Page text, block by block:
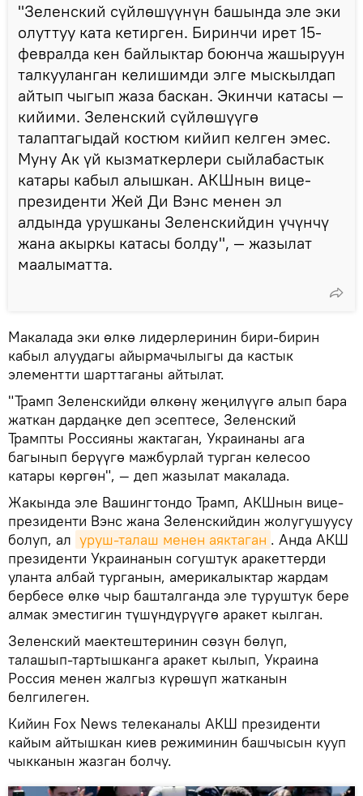
"Зеленский сүйлөшүүнүн башында эле эки
олуттуу ката кетирген. Биринчи ирет 15-
февралда кен байлыктар боюнча жашыруун
талкууланган келишимди элге мыскылдап
айтып чыгып жаза баскан. Экинчи катасы —
кийими. Зеленский сүйлөшүүгө
талаптагыдай костюм кийип келген эмес.
Муну Ак үй кызматкерлери сыйлабастык
катары кабыл алышкан. АКШнын вице-
президенти Жей Ди Вэнс менен эл
алдында урушканы Зеленскийдин үчүнчү
жана акыркы катасы болду", — жазылат
маалыматта.
Макалада эки өлкө лидерлеринин бири-бирин
кабыл алуудагы айырмачылыгы да кастык
элементти шарттаганы айтылат.
"Трамп Зеленскийди өлкөнү жеңилүүгө алып бара
жаткан дардаңке деп эсептесе, Зеленский
Трампты Россияны жактаган, Украинаны ага
багынып берүүгө мажбурлай турган келесоо
катары көргөн", — деп жазылат макалада.
Жакында эле Вашингтондо Трамп, АКШнын вице-
президенти Вэнс жана Зеленскийдин жолугушуусу
болуп, ал уруш-талаш менен аяктаган . Анда АКШ
президенти Украинанын согуштук аракеттерди
уланта албай турганын, америкалыктар жардам
бербесе өлкө чыр башталганда эле туруштук бере
алмак эместигин түшүндүрүүгө аракет кылган.
Зеленский маектештеринин сөзүн бөлүп,
талашып-тартышканга аракет кылып, Украина
Россия менен жалгыз күрөшүп жатканын
белгилеген.
Кийин Fox News телеканалы АКШ президенти
кайым айтышкан киев режиминин башчысын кууп
чыкканын жазган болчу.